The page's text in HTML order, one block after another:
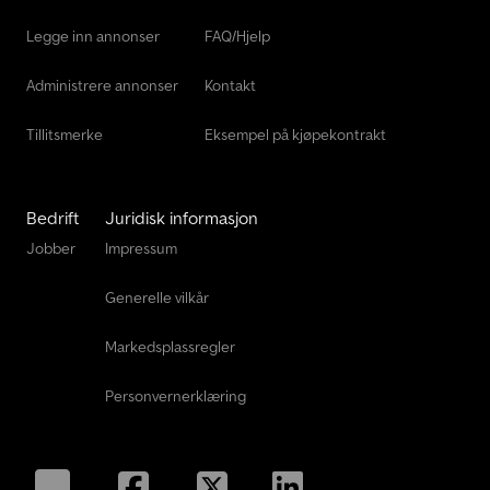
Merlo Tf 42.7 Cs-145
Legge inn annonser
Administrere annonser
Tillitsmerke
FAQ/Hjelp
Kontakt
Eksempel på kjøpekontrakt
Bedrift
Jobber
Juridisk informasjon
Impressum
Generelle vilkår
Markedsplassregler
Personvernerklæring